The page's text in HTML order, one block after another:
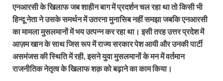
एनआरसी के खिलाफ जब शाहीन बाग में प्रदर्शन चल रहा था तो किसी भी
हिन्दू नेता ने उसके समर्थन में उतरना मुनासिब नहीं समझा जबकि एनआरसी
का मामला मुसलमानों में भय उत्पन्न कर रहा था। इसी तरह उत्तर प्रदेश में
आज़म खान के साथ जिस रूप में राज्य सरकार पेश आयी और उनकी पार्टी
असमंजस की स्थिति में रही, इसने युवा मुसलमानों के मन में वर्तमान
राजनीतिक नेतृत्व के खिलाफ शक़ को बढ़ाने का काम किया।